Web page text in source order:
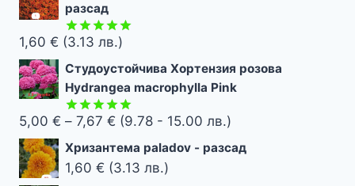
разсад
Оценено с
1,60 € (3.13 лв.)
Студоустойчива Хортензия розова
Hydrangea macrophylla Pink
Оценено с
5,00 € – 7,67 € Price
range:
5,00 €
(9.78 - 15.00 лв.)
Хризантема paladov - разсад
1,60 € (3.13 лв.)